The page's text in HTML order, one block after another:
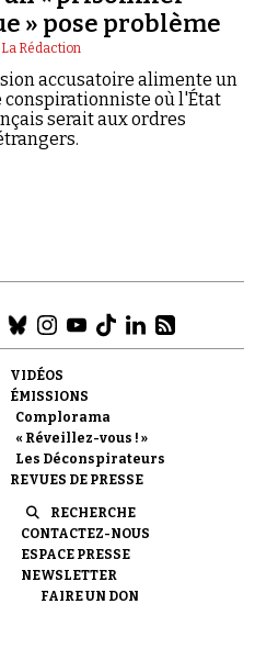
presse
don
» pose problème
La Rédaction
accusatoire alimente un
où l'État
serait aux ordres
VIDÉOS
ÉMISSIONS
Complorama
« Réveillez-vous ! »
Les Déconspirateurs
REVUES DE PRESSE
RECHERCHE
CONTACTEZ-NOUS
ESPACE PRESSE
NEWSLETTER
FAIRE UN DON